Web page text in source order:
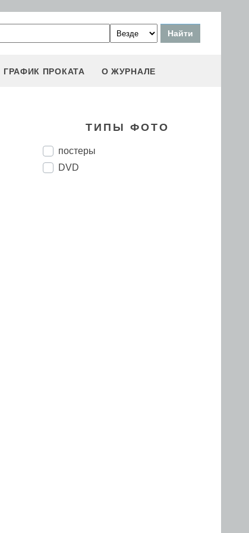
ГРАФИК ПРОКАТА О ЖУРНАЛЕ
ТИПЫ ФОТО
постеры
DVD